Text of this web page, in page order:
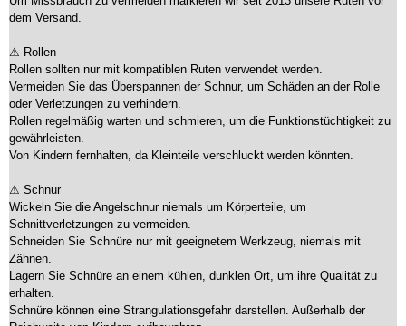
dem Versand.
⚠ Rollen
Rollen sollten nur mit kompatiblen Ruten verwendet werden.
Vermeiden Sie das Überspannen der Schnur, um Schäden an der Rolle
oder Verletzungen zu verhindern.
Rollen regelmäßig warten und schmieren, um die Funktionstüchtigkeit zu
gewährleisten.
Von Kindern fernhalten, da Kleinteile verschluckt werden könnten.
⚠ Schnur
Wickeln Sie die Angelschnur niemals um Körperteile, um
Schnittverletzungen zu vermeiden.
Schneiden Sie Schnüre nur mit geeignetem Werkzeug, niemals mit
Zähnen.
Lagern Sie Schnüre an einem kühlen, dunklen Ort, um ihre Qualität zu
erhalten.
Schnüre können eine Strangulationsgefahr darstellen. Außerhalb der